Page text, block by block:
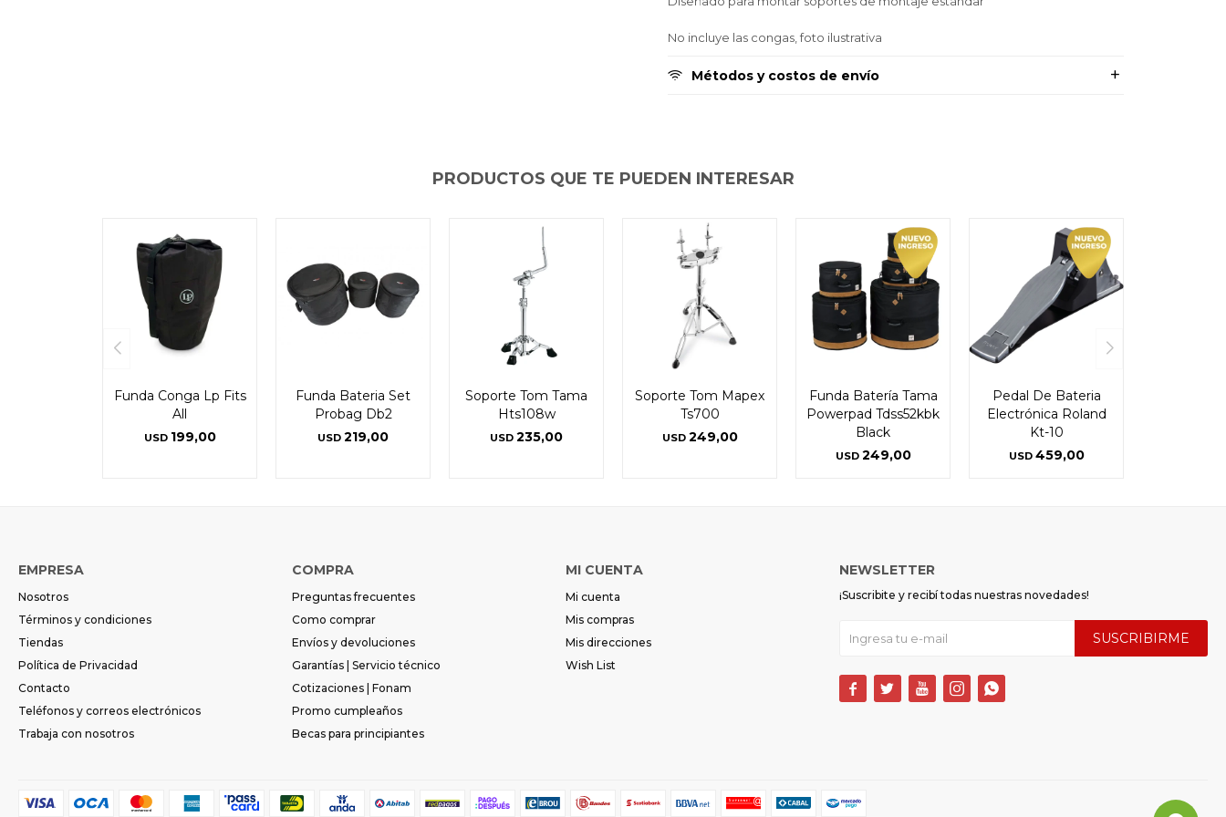
No incluye las congas, foto ilustrativa
Métodos y costos de envío
PRODUCTOS QUE TE PUEDEN INTERESAR
Funda Conga Lp Fits
All
USD 199,00
Funda Bateria Set
Probag Db2
USD 219,00
Soporte Tom Tama
Hts108w
USD 235,00
Soporte Tom Mapex
Ts700
USD 249,00
Funda Batería Tama
Powerpad Tdss52kbk
Black
USD 249,00
Pedal De Bateria
Electrónica Roland
Kt-10
USD 459,00
EMPRESA
Nosotros
Términos y condiciones
Tiendas
Política de Privacidad
Contacto
Teléfonos y correos electrónicos
Trabaja con nosotros
COMPRA
Preguntas frecuentes
Como comprar
Envíos y devoluciones
Garantías | Servicio técnico
Cotizaciones | Fonam
Promo cumpleaños
Becas para principiantes
MI CUENTA
Mi cuenta
Mis compras
Mis direcciones
Wish List
NEWSLETTER
¡Suscribite y recibí todas nuestras novedades!
SUSCRIBIRME
    